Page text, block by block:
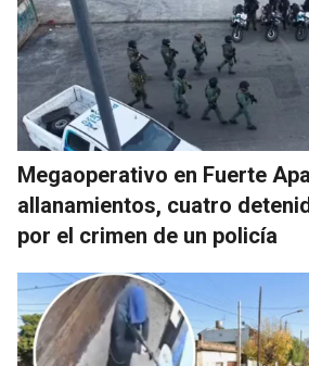
Megaoperativo en Fuerte
allanamientos, cuatro
por el crimen de un policía